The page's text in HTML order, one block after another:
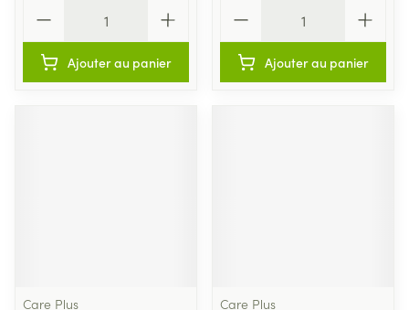
Ajouter au panier Ajouter au panier
Care Plus
Care Plus